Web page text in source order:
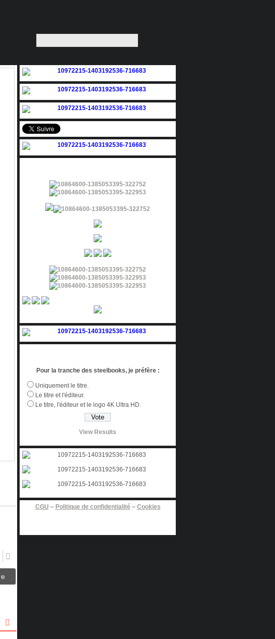
Pour la tranche des steelbooks, je préfère :
Uniquement le titre.
Le titre et l'éditeur.
Le titre, l'éditeur et le logo 4K Ultra HD.
View Results
CGU – Politique de confidentialité – Cookies